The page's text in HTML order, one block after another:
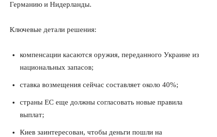
Германию и Нидерланды.
Ключевые детали решения:
компенсации касаются оружия, переданного Украине из
национальных запасов;
ставка возмещения сейчас составляет около 40%;
страны ЕС еще должны согласовать новые правила
выплат;
Киев заинтересован, чтобы деньги пошли на